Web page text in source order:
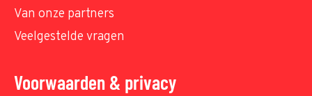
Van onze partners
Veelgestelde vragen
Voorwaarden & privacy